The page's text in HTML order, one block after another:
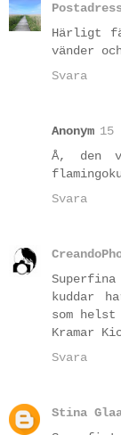
Härligt
vänder
Svara
Anonym 15
Å, den
Svara
kuddar
som
Kramar
Svara
Stina